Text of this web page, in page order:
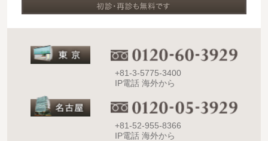
+81-3-5775-3400
IP電話 海外から
+81-52-955-8366
IP電話 海外から